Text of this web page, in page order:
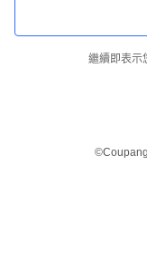
繼續即表示